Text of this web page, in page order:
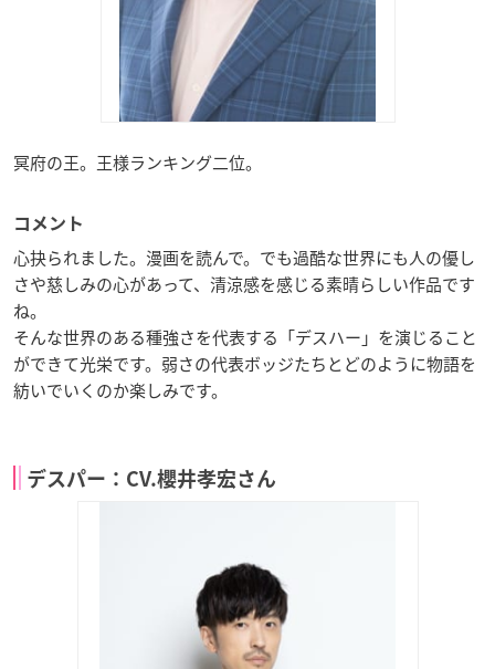
冥府の王。王様ランキング二位。
コメント
心抉られました。漫画を読んで。でも過酷な世界にも人の優し
さや慈しみの心があって、清涼感を感じる素晴らしい作品です
ね。
そんな世界のある種強さを代表する「デスハー」を演じること
ができて光栄です。弱さの代表ボッジたちとどのように物語を
紡いでいくのか楽しみです。
デスパー：CV.櫻井孝宏さん